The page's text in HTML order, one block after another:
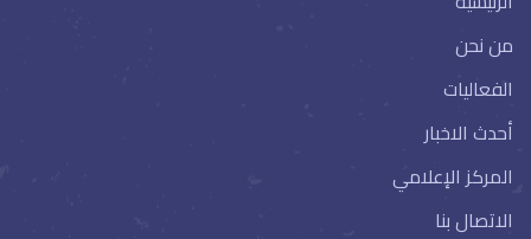
من نحن
الفعاليات
أحدث الاخبار
المركز الإعلامي
الاتصال بنا